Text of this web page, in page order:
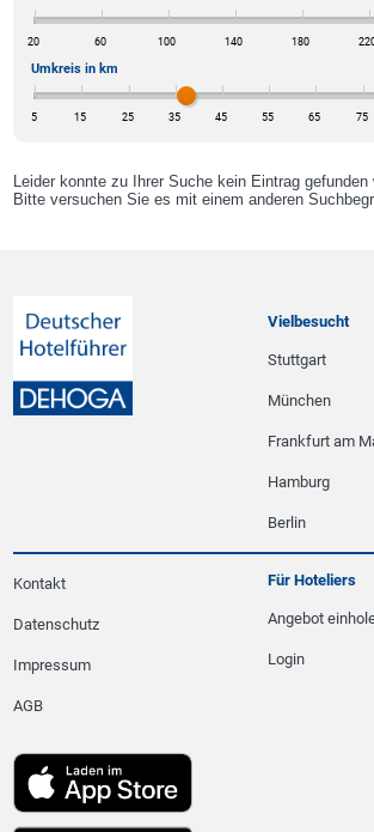
Leider konnte zu Ihrer Suche kein Eintrag gefunden
Bitte versuchen Sie es mit einem anderen
20 60 100 140 180
Umkreis in km
5 15 25 35 45 55 65 75
Vielbesucht
Stuttgart
München
Frankfurt am
Hamburg
Berlin
Kontakt
Datenschutz
Impressum
AGB
Für Hoteliers
Angebot
Login